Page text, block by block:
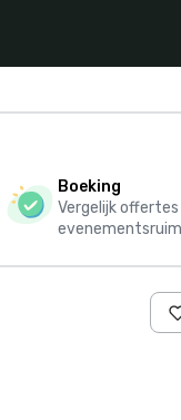
Boeking
Vergelijk